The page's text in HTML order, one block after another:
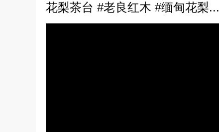
花梨茶台 #老良红木 #缅甸花梨...